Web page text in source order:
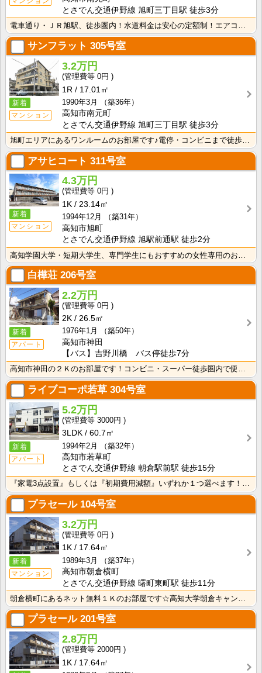
とさでん交通伊野線 旭町三丁目駅 徒歩3分
サンフラット 305号室
新着
マンション
3.2万円
0円
1R
17.01㎡
1990年3月
（築36年）
高知市南元町
とさでん交通伊野線 旭町三丁目駅 徒歩3分
アサヒコート 311号室
新着
マンション
4.3万円
0円
1K
23.14㎡
1994年12月
（築31年）
高知市旭町
とさでん交通伊野線 旭駅前通駅 徒歩2分
白樺荘 206号室
新着
アパート
2.2万円
0円
2K
26.5㎡
1976年1月
（築50年）
高知市神田
【バス】吉野川橋 バス停徒歩7分
高知市神田の２Ｋのお部屋です！コンビニ・スーパー徒歩圏内で便利です！バス・トイレ別なので、ゆったり湯･･･
ライブコーポ若草 304号室
新着
アパート
5.2万円
3000円
3LDK
60.7㎡
1994年2月
（築32年）
高知市若草町
とさでん交通伊野線 朝倉駅前駅 徒歩15分
『家電3点設置』もしくは『初期費用減額』いずれか１つ選べます！詳しくはアパマンショップ高知ハウスへ☆･･･
プラセール104号室
新着
マンション
3.2万円
0円
1K
17.64㎡
1989年3月
（築37年）
高知市朝倉横町
とさでん交通伊野線 曙町東町駅 徒歩11分
プラセール201号室
2.8万円
2000円
1K
17.64㎡